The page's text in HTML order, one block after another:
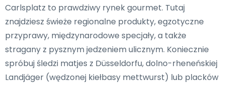
Carlsplatz to prawdziwy rynek gourmet. Tutaj
znajdziesz świeże regionalne produkty, egzotyczne
przyprawy, międzynarodowe specjały, a także
stragany z pysznym jedzeniem ulicznym. Koniecznie
spróbuj śledzi matjes z Düsseldorfu, dolno-rheneńskiej
Landjäger (wędzonej kiełbasy mettwurst) lub placków